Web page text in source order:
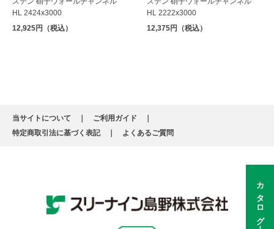
HL 2424x3000
12,925円（税込）
HL 2222x3000
12,375円（税込）
当サイトについて
ご利用ガイド
特定商取引法に基づく表記
よくあるご質問
カタログ